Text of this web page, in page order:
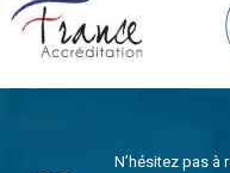
N’hésitez pas à